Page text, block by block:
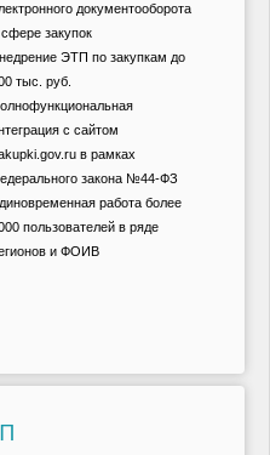
документооборота
закупок
ЭТП по закупкам до
тыс. руб.
с сайтом
в рамках
закона №44-ФЗ
работа более
пользователей в ряде
и ФОИВ